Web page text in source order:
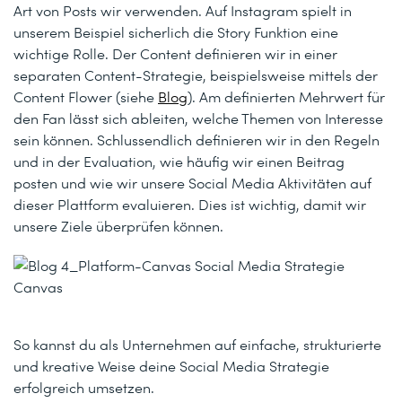
Art von Posts wir verwenden. Auf Instagram spielt in
unserem Beispiel sicherlich die Story Funktion eine
wichtige Rolle. Der Content definieren wir in einer
separaten Content-Strategie, beispielsweise mittels der
Content Flower (siehe Blog). Am definierten Mehrwert für
den Fan lässt sich ableiten, welche Themen von Interesse
sein können. Schlussendlich definieren wir in den Regeln
und in der Evaluation, wie häufig wir einen Beitrag
posten und wie wir unsere Social Media Aktivitäten auf
dieser Plattform evaluieren. Dies ist wichtig, damit wir
unsere Ziele überprüfen können.
So kannst du als Unternehmen auf einfache, strukturierte
und kreative Weise deine Social Media Strategie
erfolgreich umsetzen.